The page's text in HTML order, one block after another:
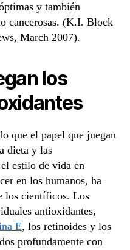
y también
cancerosas. (K.I. Block
March 2007).
los
que el papel que juegan
dieta y las
estilo de vida en
en los humanos, ha
los científicos. Los
antioxidantes,
E, los retinoides y los
profundamente con